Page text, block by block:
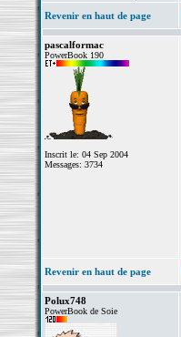
Revenir en haut de page
pascalformac
PowerBook 190
Inscrit le: 04 Sep 2004
Messages: 3734
Revenir en haut de page
Polux748
PowerBook de Soie